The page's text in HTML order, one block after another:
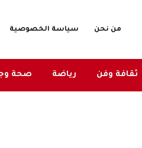
من نحن سياسة الخصوصية
ثقافة وفن رياضة صحة